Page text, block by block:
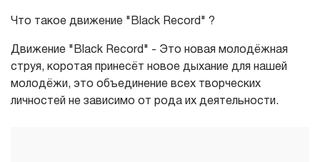
Что такое движение "Black Record" ?
Движение "Black Record" - Это новая молодёжная
струя, коротая принесёт новое дыхание для нашей
молодёжи, это объединение всех творческих
личностей не зависимо от рода их деятельности.